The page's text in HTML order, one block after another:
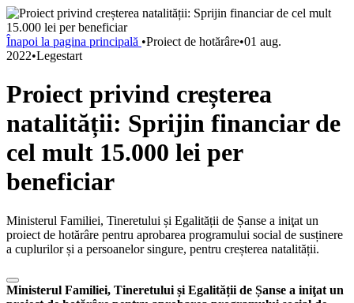
Înapoi la pagina principală •Proiect de hotărâre•01 aug.
2022•Legestart
Proiect privind creșterea
natalității: Sprijin financiar de
cel mult 15.000 lei per
beneficiar
Ministerul Familiei, Tineretului și Egalității de Șanse a iniţat un
proiect de hotărâre pentru aprobarea programului social de susținere
a cuplurilor și a persoanelor singure, pentru creșterea natalității.
Ministerul Familiei, Tineretului și Egalității de Șanse a iniţat un